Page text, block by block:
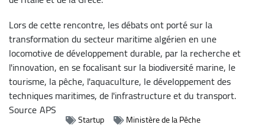
Lors de cette rencontre, les débats ont porté sur la
transformation du secteur maritime algérien en une
locomotive de développement durable, par la recherche et
l'innovation, en se focalisant sur la biodiversité marine, le
tourisme, la pêche, l'aquaculture, le développement des
techniques maritimes, de l'infrastructure et du transport.
SourceAPS
Startup Ministère de la Pêche